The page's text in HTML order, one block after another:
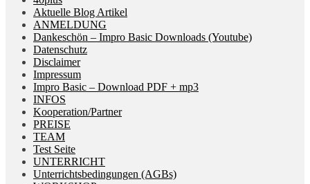
Aktuelle Blog Artikel
ANMELDUNG
Dankeschön – Impro Basic Downloads (Youtube)
Datenschutz
Disclaimer
Impressum
Impro Basic – Download PDF + mp3
INFOS
Kooperation/Partner
PREISE
TEAM
Test Seite
UNTERRICHT
Unterrichtsbedingungen (AGBs)